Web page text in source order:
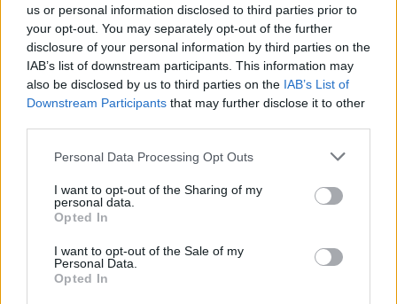
us or personal information disclosed to third parties prior to
your opt-out. You may separately opt-out of the further
disclosure of your personal information by third parties on the
IAB’s list of downstream participants. This information may
also be disclosed by us to third parties on the IAB’s List of
Downstream Participants that may further disclose it to other
Please note that this website/app uses one or more Google
not limited to your visit or usage behaviour. You may click to
grant or deny consent to Google and its third-party tags to
use your data for below specified purposes in below Google
consent section.
Personal Data Processing Opt Outs
I want to opt-out of the Sharing of my
personal data.
Opted In
I want to opt-out of the Sale of my
Personal Data.
Opted In
Kövess minket, és értesülj a friss hírekről a